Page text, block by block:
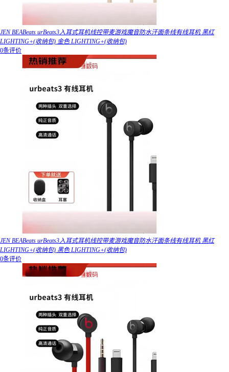
JEN BEABeats urBeats3入耳式耳机线控带麦游戏魔音防水汗面条线有线耳机 黑红
LIGHTING+(收纳包) 金色 LIGHTING+(收纳包)
0条评价
JEN BEABeats urBeats3入耳式耳机线控带麦游戏魔音防水汗面条线有线耳机 黑红
LIGHTING+(收纳包) 黑色 LIGHTING+(收纳包)
0条评价